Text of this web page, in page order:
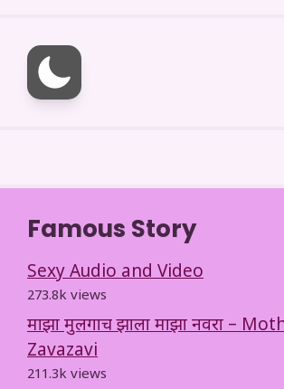
Famous Story
Sexy Audio and Video
273.8k views
माझा मुलगाच झाला माझा नवरा –
Zavazavi
211.3k views